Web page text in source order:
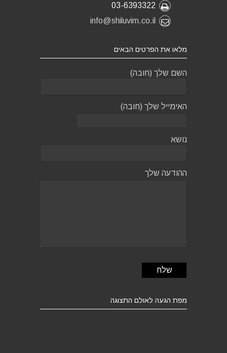
03-6393322
info@shiluvim.co.il
מלאו את הפרטים הבאים
השם שלך (חובה)
האימייל שלך (חובה)
נושא
ההודעה שלך
מפת הגעה לאולם התצוגה